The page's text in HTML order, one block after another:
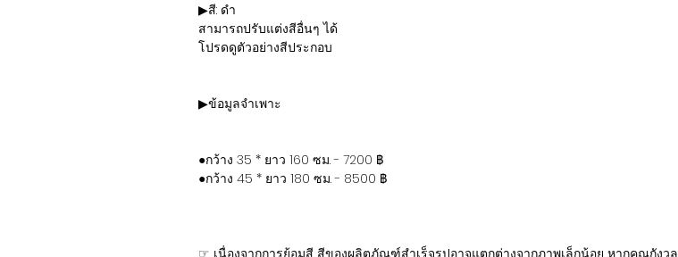
▶สี: ดำ
สามารถปรับแต่งสีอื่นๆ ได้
โปรดดูตัวอย่างสีประกอบ
▶ข้อมูลจำเพาะ
●กว้าง 35 * ยาว 160 ซม. - 7200 ฿
●กว้าง 45 * ยาว 180 ซม. - 8500 ฿